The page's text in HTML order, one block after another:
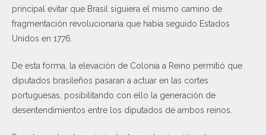
principal evitar que Brasil siguiera el mismo camino de
fragmentación revolucionaria que había seguido Estados
Unidos en 1776.
De esta forma, la elevación de Colonia a Reino permitió que
diputados brasileños pasaran a actuar en las cortes
portuguesas, posibilitando con ello la generación de
desentendimientos entre los diputados de ambos reinos.